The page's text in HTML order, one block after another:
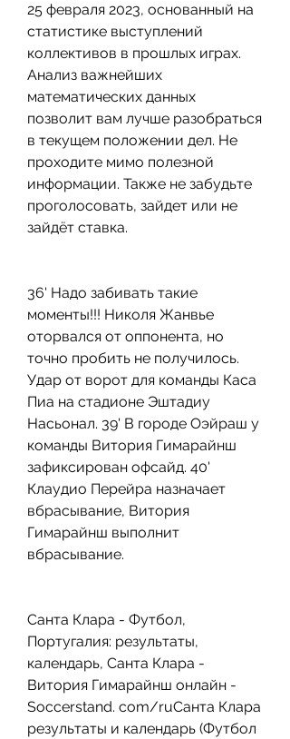
25 февраля 2023, основанный на
статистике выступлений
коллективов в прошлых играх.
Анализ важнейших
математических данных
позволит вам лучше разобраться
в текущем положении дел. Не
проходите мимо полезной
информации. Также не забудьте
проголосовать, зайдет или не
зайдёт ставка.
36' Надо забивать такие
моменты!!! Николя Жанвье
оторвался от оппонента, но
точно пробить не получилось.
Удар от ворот для команды Каса
Пиа на стадионе Эштадиу
Насьонал. 39' В городе Оэйраш у
команды Витория Гимарайнш
зафиксирован офсайд. 40'
Клаудио Перейра назначает
вбрасывание, Витория
Гимарайнш выполнит
вбрасывание.
Санта Клара - Футбол,
Португалия: результаты,
календарь, Санта Клара -
Витория Гимарайнш онлайн -
Soccerstand. com/ruСанта Клара
результаты и календарь (Футбол